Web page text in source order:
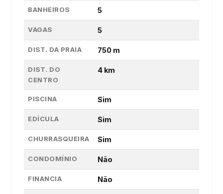
BANHEIROS 5
VAGAS 5
DIST. DA PRAIA 750 m
DIST. DO
CENTRO
4 km
PISCINA Sim
EDÍCULA Sim
CHURRASQUEIRA Sim
CONDOMÍNIO Não
FINANCIA Não